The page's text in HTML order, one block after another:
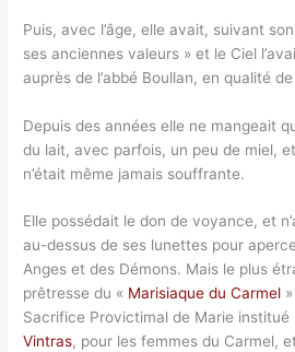
Puis, avec l’âge, elle avait, suivant
ses anciennes valeurs » et le Ciel
auprès de l’abbé Boullan, en qualité
Depuis des années elle ne mangeait
du lait, avec parfois, un peu de miel,
n’était même jamais souffrante.
Elle possédait le don de voyance, et
au-dessus de ses lunettes pour
Anges et des Démons. Mais le plus
prêtresse du « Marisiaque du Carmel
Sacrifice Provictimal de Marie institué
Vintras, pour les femmes du Carmel,